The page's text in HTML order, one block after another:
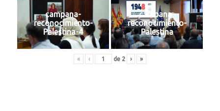
campana-
reconocimiento-
Palestina-4
campana-
reconocimiento-
Palestina
« ‹ de 2 › »